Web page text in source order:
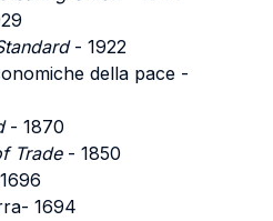
- 1922
della pace -
- 1870
Trade- 1850
1694